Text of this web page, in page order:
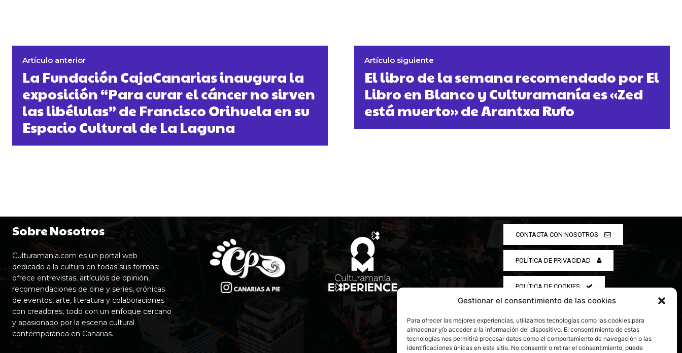
Gestionar el consentimiento de las cookies
Para ofrecer las mejores experiencias, utilizamos tecnologías como las cookies para
almacenar y/o acceder a la información del dispositivo. El consentimiento de estas
tecnologías nos permitirá procesar datos como el comportamiento de navegación o las
identificaciones únicas en este sitio. No consentir o retirar el consentimiento, puede
Artículo anterior
La Fundación CajaCanarias inaugura la
exposición “Para curar el cáncer no sirven
las libélulas” de Francisco Orihuela en su
Espacio Cultural de La Laguna
Artículo siguiente
El libro de la semana recomendado por El
Libro en Blanco y Culturamanía es «Zed
está muerto» de Arantxa Rufo
Sobre Nosotros
Culturamania.com es un portal web
dedicado a la cultura en todas sus formas:
ofrece entrevistas, artículos de opinión,
recomendaciones de cine y series, crónicas
de eventos, arte, literatura y colaboraciones
con creadores, todo con un enfoque cercano
y apasionado por la escena cultural
contemporánea en Canarias.
CONTACTA CON NOSOTROS
POLÍTICA DE PRIVACIDAD
POLÍTICA DE COOKIES